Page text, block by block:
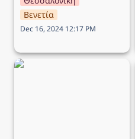
Βενετία
Dec 16, 2024 12:17 PM
Ταξίδι στο Εδιμβούργο →